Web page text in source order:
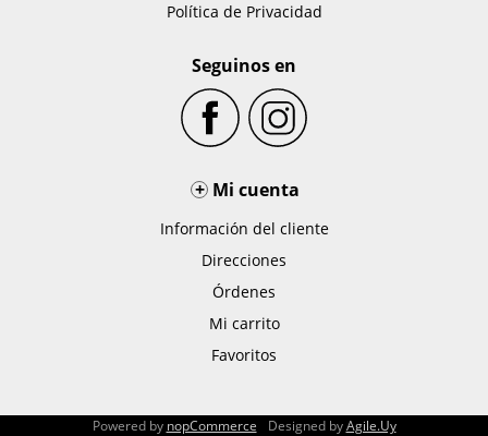
Política de Privacidad
Seguinos en
+ Mi cuenta
Información del cliente
Direcciones
Órdenes
Mi carrito
Favoritos
Powered by nopCommerce Designed byAgile.Uy